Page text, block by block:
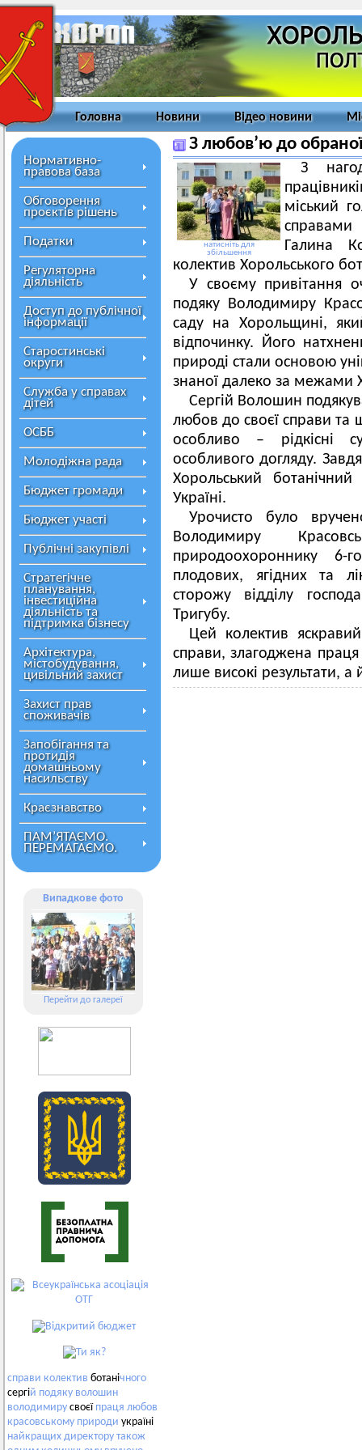
Головна Новини Відео новини
Нормативно-
правова база
Обговорення
проєктів рішень
Податки
Регуляторна
діяльність
Доступ до публічної
інформації
Старостинські
округи
Служба у справах
дітей
ОСББ
Молодіжна рада
Бюджет громади
Бюджет участі
Публічні закупівлі
Стратегічне
планування,
інвестиційна
діяльність та
підтримка бізнесу
Архітектура,
містобудування,
цивільний захист
Захист прав
споживачів
Запобігання та
протидія
домашньому
насильству
Краєзнавство
ПАМ’ЯТАЄМО.
ПЕРЕМАГАЄМО.
Випадкове фото
Перейти до галереї
справи колектив ботанічного
сергій подяку волошин
володимиру своєї праця любов
красовському природи україні
найкращих директору також
З любов’ю до
натисніть для
збільшення
З
міський
справами
Галина
колектив Хорольського
У своєму привітання
подяку Володимиру
саду на Хорольщині,
відпочинку. Його
природі стали основою
знаної далеко за межами
Сергій Волошин
любов до своєї справи та
особливо – рідкісні
особливого догляду.
Хорольський
Україні.
Урочисто було
Володимиру
природоохороннику 6-
плодових, ягідних та
сторожу відділу
Тригубу.
Цей колектив
справи, злагоджена
лише високі результати,